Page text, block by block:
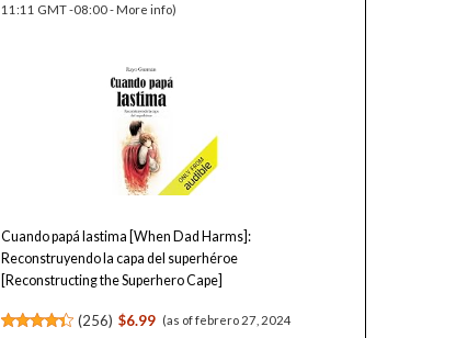
11:11 GMT -08:00 - More info)
Cuando papá lastima [When Dad Harms]:
Reconstruyendo la capa del superhéroe
[Reconstructing the Superhero Cape]
(256) $6.99 (as of febrero 27, 2024